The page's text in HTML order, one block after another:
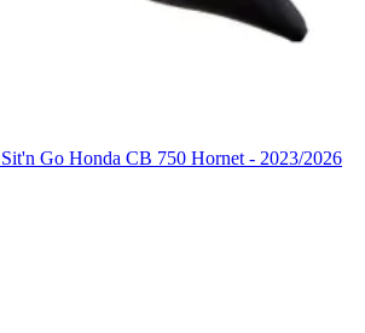
Go Honda CB 750 Hornet - 2023/2026